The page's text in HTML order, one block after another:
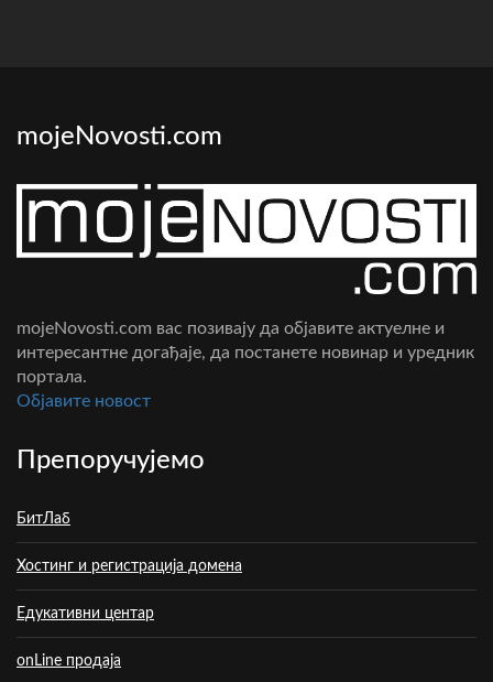
mojeNovosti.com
mojeNovosti.com вас позивају да објавите актуелне и
интересантне догађаје, да постанете новинар и уредник
портала.
Oбјавите новост
Препоручујемо
БитЛаб
Хостинг и регистрација домена
Едукативни центар
onLine продаја